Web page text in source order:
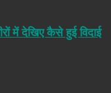
में देखिए कैसे हुई विदाई